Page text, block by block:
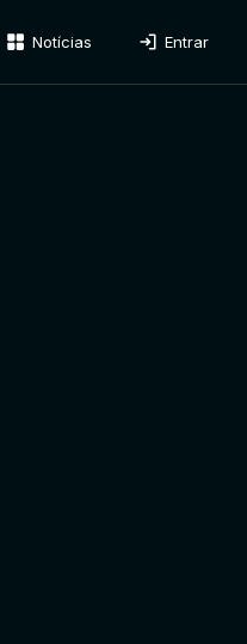
Notícias Entrar